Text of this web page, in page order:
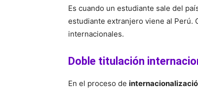
Es cuando un estudiante sale del
estudiante extranjero viene al Perú.
internacionales.
Doble titulación
En el proceso de